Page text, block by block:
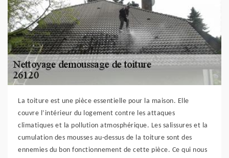
La toiture est une pièce essentielle pour la maison. Elle
couvre l’intérieur du logement contre les attaques
climatiques et la pollution atmosphérique. Les salissures et la
cumulation des mousses au-dessus de la toiture sont des
ennemies du bon fonctionnement de cette pièce. Ce qui nous